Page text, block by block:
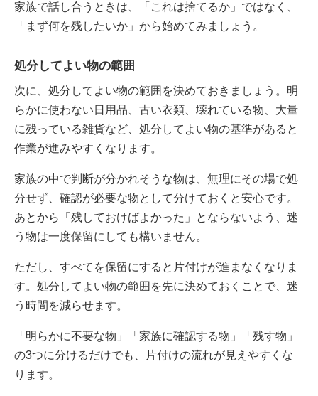
家族で話し合うときは、「これは捨てるか」ではなく、
「まず何を残したいか」から始めてみましょう。
処分してよい物の範囲
次に、処分してよい物の範囲を決めておきましょう。明
らかに使わない日用品、古い衣類、壊れている物、大量
に残っている雑貨など、処分してよい物の基準があると
作業が進みやすくなります。
家族の中で判断が分かれそうな物は、無理にその場で処
分せず、確認が必要な物として分けておくと安心です。
あとから「残しておけばよかった」とならないよう、迷
う物は一度保留にしても構いません。
ただし、すべてを保留にすると片付けが進まなくなりま
す。処分してよい物の範囲を先に決めておくことで、迷
う時間を減らせます。
「明らかに不要な物」「家族に確認する物」「残す物」
の3つに分けるだけでも、片付けの流れが見えやすくな
ります。